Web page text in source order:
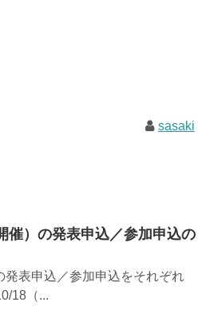
sasaki
催）の発表申込／参加申込の
表申込／参加申込をそれぞれ
18（...